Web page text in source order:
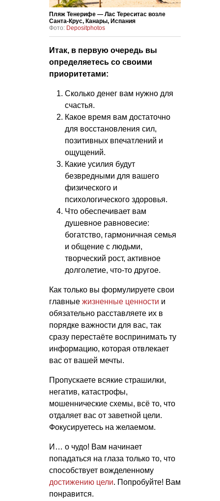
Пляж Тенерифе — Лас Тереситас возле
Санта-Крус, Канары, Испания
Фото: Depositphotos
Итак, в первую очередь вы
определяетесь со своими
приоритетами:
Сколько денег вам нужно для
счастья.
Какое время вам достаточно
для восстановления сил,
позитивных впечатлений и
ощущений.
Какие усилия будут
безвредными для вашего
физического и
психологического здоровья.
Что обеспечивает вам
душевное равновесие:
богатство, гармоничная семья
и общение с людьми,
творческий рост, активное
долголетие, что-то другое.
Как только вы формулируете свои
главные жизненные ценности и
обязательно расставляете их в
порядке важности для вас, так
сразу перестаёте воспринимать ту
информацию, которая отвлекает
вас от вашей мечты.
Пропускаете всякие страшилки,
негатив, катастрофы,
мошеннические схемы, всё то, что
отдаляет вас от заветной цели.
Фокусируетесь на желаемом.
И… о чудо! Вам начинает
попадаться на глаза только то, что
способствует вожделенному
достижению цели. Попробуйте! Вам
понравится.